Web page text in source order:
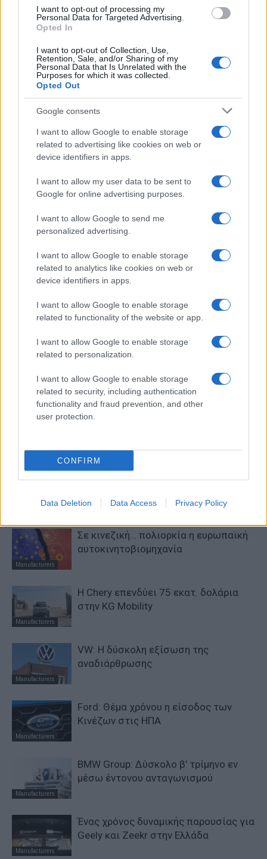
I want to opt-out of processing my
Personal Data for Targeted Advertising.
Opted In
I want to opt-out of Collection, Use,
Retention, Sale, and/or Sharing of my
Personal Data that Is Unrelated with the
Purposes for which it was collected.
Opted Out
Google consents
I want to allow Google to enable storage
related to advertising like cookies on web or
device identifiers in apps.
I want to allow my user data to be sent to
Google for online advertising purposes.
I want to allow Google to send me
personalized advertising.
I want to allow Google to enable storage
related to analytics like cookies on web or
device identifiers in apps.
I want to allow Google to enable storage
related to functionality of the website or app.
I want to allow Google to enable storage
related to personalization.
I want to allow Google to enable storage
related to security, including authentication
functionality and fraud prevention, and other
user protection.
CONFIRM
Data Deletion Data Access Privacy Policy
συνεχίζουν μαζί: Ανανέωση
της συνεργασίας τους μέχρι
δεικτών FTSE4Good
Alpha Bank: Για πρώτη φορά το Αρχαίο Θέατρο Επιδαύρου
άνοιξε τις πύλες του σε όλους
ΕΤΙΚΕΤΕΣ CCT100
Company Car of the Year
Mercedes-Benz A-Class
Προηγούμενο άρθρο
Βραβεύθηκε στα “Best Brands”
στη Γερμανία η Abarth
Επόμενο άρθρο
Η Peugeot κερδίζει για 2η
ΠΑΡΟΜΟΙΑ ΑΡΘΡΑ
ΠΕΡΙΣΣΟΤΕΡΑ ΑΠΟ ΤΟΝ ΔΗΜΙΟΥΡΓΟ
Manufacturers
Σε κινεζική… πολιορκία η ευρωπαϊκή
αυτοκινητοβιομηχανία
Manufacturers
Η Chery επενδύει 75 εκατ. δολάρια
στην KG Mobility
Manufacturers
VW: Η δύσκολη εξίσωση της
αναδιάρθρωσης
Manufacturers
Ford: Θέμα χρόνου η είσοδος των
Κινέζων στις ΗΠΑ
Manufacturers
BMW Group: Δύσκολο β’ τρίμηνο εν
μέσω έντονου ανταγωνισμού
Manufacturers
Ένας χρόνος δυναμικής παρουσίας για
Geely και Zeekr στην Ελλάδα